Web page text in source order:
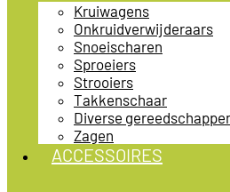
Kruiwagens
Onkruidverwijderaars
Snoeischaren
Sproeiers
Strooiers
Takkenschaar
Diverse
Zagen
ACCESSOIRES